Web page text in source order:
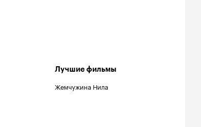
Лучшие фильмы
Жемчужина Нила